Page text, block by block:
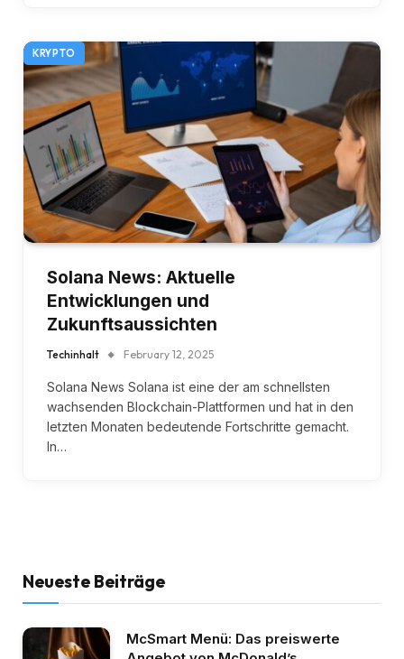
KRYPTO
Solana News: Aktuelle
Entwicklungen und
Zukunftsaussichten
Techinhalt February 12, 2025
Solana News Solana ist eine der am schnellsten
wachsenden Blockchain-Plattformen und hat in den
letzten Monaten bedeutende Fortschritte gemacht.
In…
Neueste Beiträge
McSmart Menü: Das preiswerte